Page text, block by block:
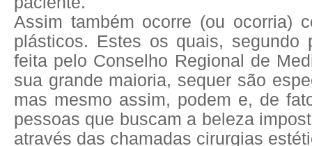
Assim também ocorre (ou ocorria)
plásticos. Estes os quais, segundo
feita pelo Conselho Regional de
sua grande maioria, sequer são
mas mesmo assim, podem e, de
pessoas que buscam a beleza
através das chamadas cirurgias